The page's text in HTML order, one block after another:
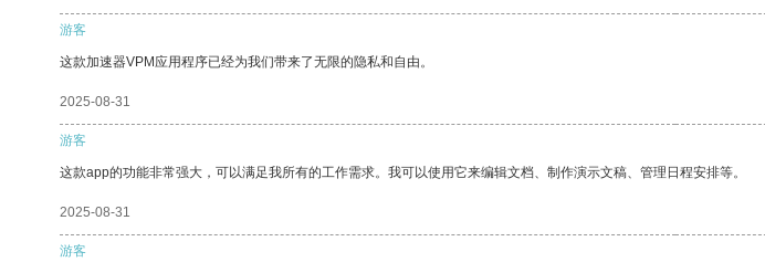
游客
这款加速器VPM应用程序已经为我们带来了无限的隐私和自由。
2025-08-31
游客
这款app的功能非常强大，可以满足我所有的工作需求。我可以使用它来编辑文档、制作演示文稿、管理日程安排等。
2025-08-31
游客